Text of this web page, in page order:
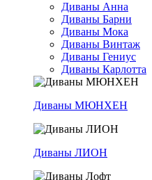
Диваны Анна
Диваны Барни
Диваны Мока
Диваны Винтаж
Диваны Гениус
Диваны Карлотта
Диваны МЮНХЕН
Диваны ЛИОН